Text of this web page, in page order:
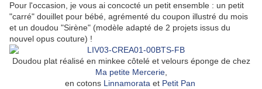
Pour l'occasion, je vous ai concocté un petit ensemble : un petit
"carré" douillet pour bébé, agrémenté du coupon illustré du mois
et un doudou "Sirène" (modèle adapté de 2 projets issus du
nouvel opus couture) !
Doudou plat réalisé en minkee côtelé et velours éponge de chez
Ma petite Mercerie,
en cotons Linnamorata et Petit Pan